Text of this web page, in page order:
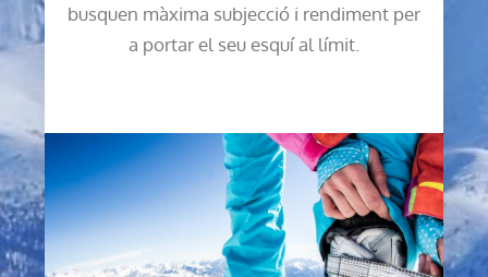
busquen màxima subjecció i rendiment per
a portar el seu esquí al límit.